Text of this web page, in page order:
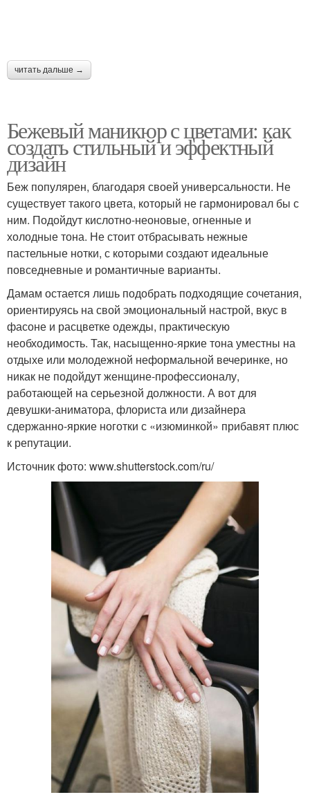
маникюр на короткие
ногти
ногтях
Маникюр с дизайном Беж маникюры
Маникюр со стразами
Маникюр в бежевых
тонах
Базовый маникюр Маникюр с изюминкой
Маникюр с ярким
акцентом
Маникюр с
иероглифами
летний маникюр
Цветочный маникюр Маникюр с цветочками
Маникюр с веточкой Маникюр с веточками
Тенденции в маникюре Модные цветы
читать дальше →
Бежевый маникюр с цветами: как
создать стильный и эффектный
дизайн
Беж популярен, благодаря своей универсальности. Не
существует такого цвета, который не гармонировал бы с
ним. Подойдут кислотно-неоновые, огненные и
холодные тона. Не стоит отбрасывать нежные
пастельные нотки, с которыми создают идеальные
повседневные и романтичные варианты.
Дамам остается лишь подобрать подходящие сочетания,
ориентируясь на свой эмоциональный настрой, вкус в
фасоне и расцветке одежды, практическую
необходимость. Так, насыщенно-яркие тона уместны на
отдыхе или молодежной неформальной вечеринке, но
никак не подойдут женщине-профессионалу,
работающей на серьезной должности. А вот для
девушки-аниматора, флориста или дизайнера
сдержанно-яркие ноготки с «изюминкой» прибавят плюс
к репутации.
Источник фото: www.shutterstock.com/ru/